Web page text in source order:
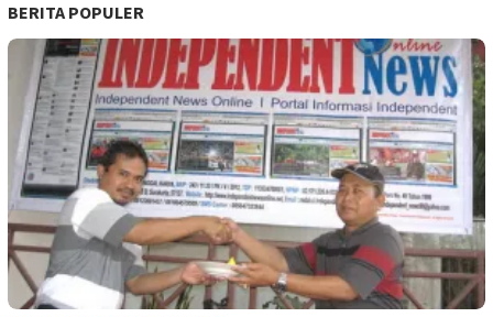
BERITA POPULER